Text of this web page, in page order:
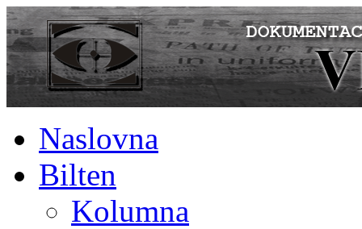
Naslovna
Bilten
Kolumna